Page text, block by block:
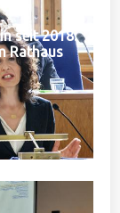
seit 2018:
Rathaus